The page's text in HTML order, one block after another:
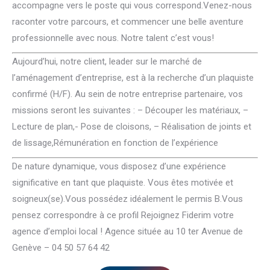
accompagne vers le poste qui vous correspond.Venez-nous
raconter votre parcours, et commencer une belle aventure
professionnelle avec nous. Notre talent c’est vous!
Aujourd’hui, notre client, leader sur le marché de
l’aménagement d’entreprise, est à la recherche d’un plaquiste
confirmé (H/F). Au sein de notre entreprise partenaire, vos
missions seront les suivantes : – Découper les matériaux, –
Lecture de plan,- Pose de cloisons, – Réalisation de joints et
de lissage,Rémunération en fonction de l’expérience
De nature dynamique, vous disposez d’une expérience
significative en tant que plaquiste. Vous êtes motivée et
soigneux(se).Vous possédez idéalement le permis B.Vous
pensez correspondre à ce profil Rejoignez Fiderim votre
agence d’emploi local ! Agence située au 10 ter Avenue de
Genève – 04 50 57 64 42